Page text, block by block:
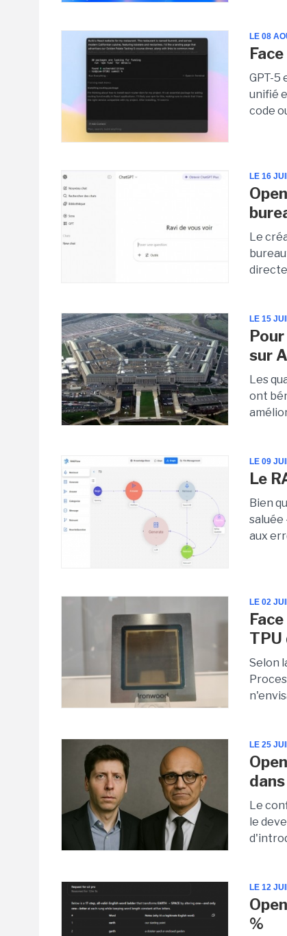
LE 08
GPT-5
unifié
code
LE 16
Le
LE 15
sur
Les
ont
LE 09
Le
Bien
saluée
aux
LE 02
TPU
Selon
LE 25
Le
le
LE 12
%